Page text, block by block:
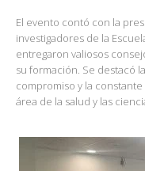
El evento contó con la
investigadores de la
entregaron valiosos
su formación. Se destacó
compromiso y la
área de la salud y las